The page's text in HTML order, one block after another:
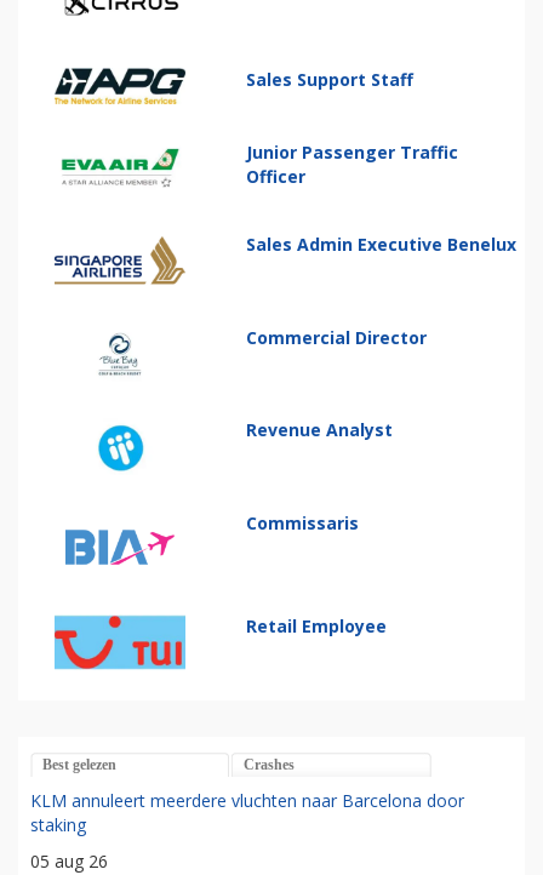
Sales Support Staff
Junior Passenger Traffic
Officer
Sales Admin Executive Benelux
Commercial Director
Revenue Analyst
Commissaris
Retail Employee
Best gelezen Crashes
KLM annuleert meerdere vluchten naar Barcelona door
staking
05 aug 26